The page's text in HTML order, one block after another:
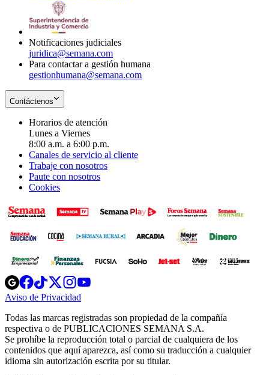
Notificaciones judiciales
juridica@semana.com
Para contactar a gestión humana
gestionhumana@semana.com
Contáctenos
Horarios de atención
Lunes a Viernes
8:00 a.m. a 6:00 p.m.
Canales de servicio al cliente
Trabaje con nosotros
Paute con nosotros
Cookies
Opens
in
new
Opens
in
new
Opens
in
new
window
Opens
new
windowwindow
Aviso de Privacidad
new
window
Todas las marcas registradas son propiedad de la compañía
respectiva o de PUBLICACIONES SEMANA S.A.
Se prohíbe la reproducción total o parcial de cualquiera de los
contenidos que aquí aparezca, así como su traducción a cualquier
idioma sin autorización escrita por su titular.